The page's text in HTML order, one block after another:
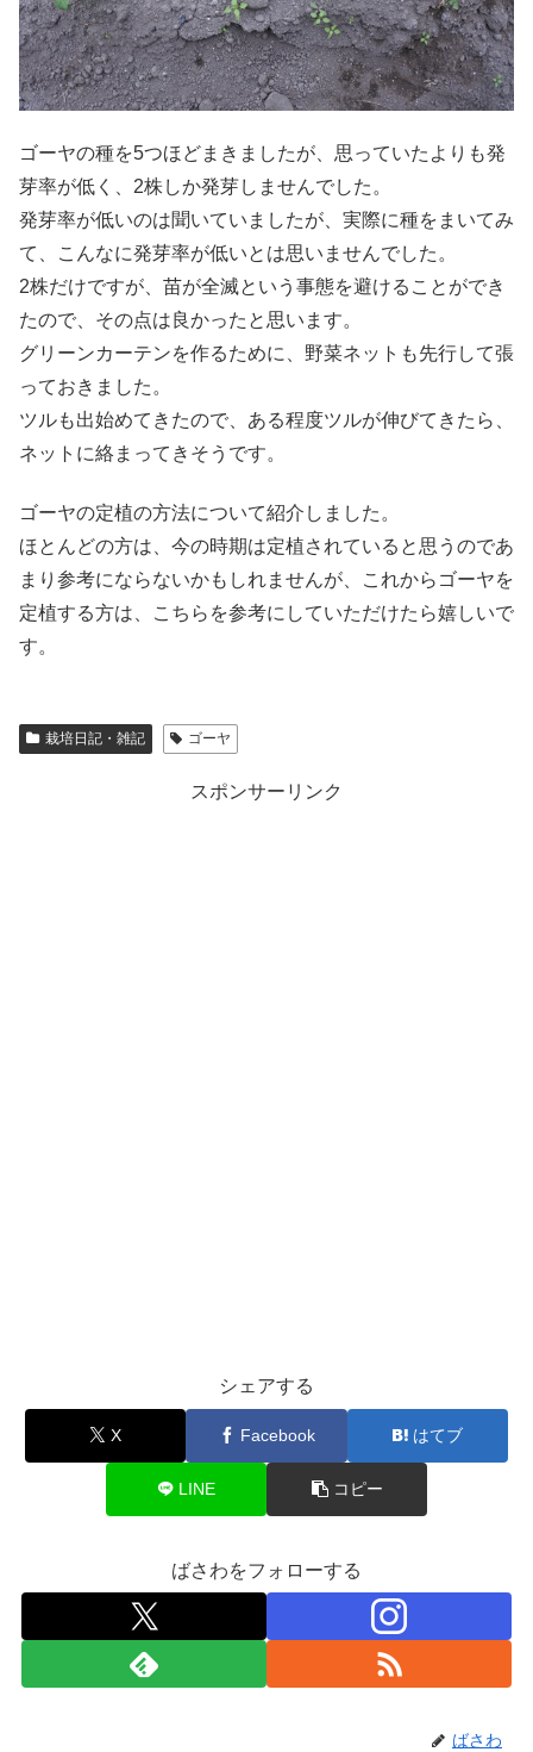
ゴーヤの種を5つほどまきましたが、思っていたよりも発
芽率が低く、2株しか発芽しませんでした。
発芽率が低いのは聞いていましたが、実際に種をまいてみ
て、こんなに発芽率が低いとは思いませんでした。
2株だけですが、苗が全滅という事態を避けることができ
たので、その点は良かったと思います。
グリーンカーテンを作るために、野菜ネットも先行して張
っておきました。
ツルも出始めてきたので、ある程度ツルが伸びてきたら、
ネットに絡まってきそうです。
ゴーヤの定植の方法について紹介しました。
ほとんどの方は、今の時期は定植されていると思うのであ
まり参考にならないかもしれませんが、これからゴーヤを
定植する方は、こちらを参考にしていただけたら嬉しいで
す。
栽培日記・雑記 ゴーヤ
スポンサーリンク
シェアする
X Facebook はてブ
LINE コピー
ばさわをフォローする
ばさわ